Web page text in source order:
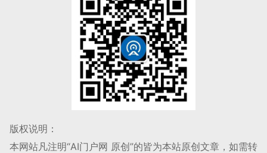
版权说明：
本网站凡注明“AI门户网 原创”的皆为本站原创文章，如需转